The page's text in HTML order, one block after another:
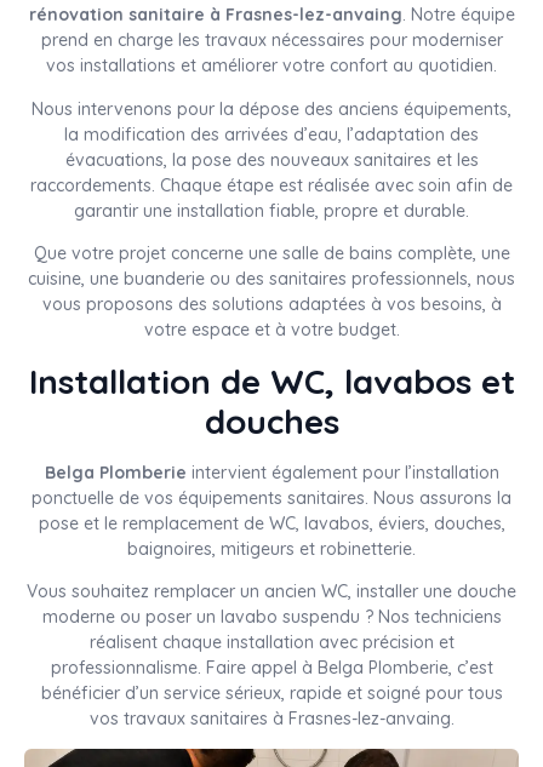
rénovation sanitaire à Frasnes-lez-anvaing. Notre équipe
prend en charge les travaux nécessaires pour moderniser
vos installations et améliorer votre confort au quotidien.
Nous intervenons pour la dépose des anciens équipements,
la modification des arrivées d’eau, l’adaptation des
évacuations, la pose des nouveaux sanitaires et les
raccordements. Chaque étape est réalisée avec soin afin de
garantir une installation fiable, propre et durable.
Que votre projet concerne une salle de bains complète, une
cuisine, une buanderie ou des sanitaires professionnels, nous
vous proposons des solutions adaptées à vos besoins, à
votre espace et à votre budget.
Installation de WC, lavabos et
douches
Belga Plomberie intervient également pour l’installation
ponctuelle de vos équipements sanitaires. Nous assurons la
pose et le remplacement de WC, lavabos, éviers, douches,
baignoires, mitigeurs et robinetterie.
Vous souhaitez remplacer un ancien WC, installer une douche
moderne ou poser un lavabo suspendu ? Nos techniciens
réalisent chaque installation avec précision et
professionnalisme. Faire appel à Belga Plomberie, c’est
bénéficier d’un service sérieux, rapide et soigné pour tous
vos travaux sanitaires à Frasnes-lez-anvaing.